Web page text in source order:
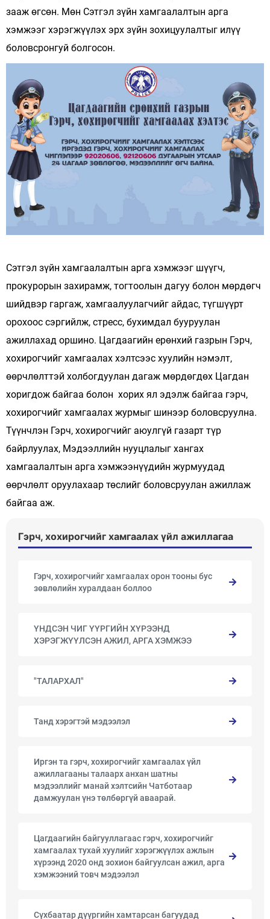
зааж өгсөн. Мөн Сэтгэл зүйн хамгаалалтын арга
хэмжээг хэрэгжүүлэх эрх зүйн зохицуулалтыг илүү
боловсронгуй болгосон.
Сэтгэл зүйн хамгаалалтын арга хэмжээг шүүгч,
прокурорын захирамж, тогтоолын дагуу болон мөрдөгч
шийдвэр гаргаж, хамгаалуулагчийг айдас, түгшүүрт
орохоос сэргийлж, стресс, бухимдал бууруулан
ажиллахад оршино. Цагдаагийн ерөнхий газрын Гэрч,
хохирогчийг хамгаалах хэлтсээс хуулийн нэмэлт,
өөрчлөлттэй холбогдуулан дагаж мөрдөгдөх Цагдан
хоригдож байгаа болон хорих ял эдэлж байгаа гэрч,
хохирогчийг хамгаалах журмыг шинээр боловсруулна.
Түүнчлэн Гэрч, хохирогчийг аюулгүй газарт түр
байрлуулах, Мэдээллийн нууцлалыг хангах
хамгаалалтын арга хэмжээнүүдийн журмуудад
өөрчлөлт оруулахаар төслийг боловсруулан ажиллаж
байгаа аж.
Гэрч, хохирогчийг хамгаалах үйл ажиллагаа
Гэрч, хохирогчийг хамгаалах орон тооны бус
зөвлөлийн хуралдаан боллоо
ҮНДСЭН ЧИГ ҮҮРГИЙН ХҮРЭЭНД
ХЭРЭГЖҮҮЛСЭН АЖИЛ, АРГА ХЭМЖЭЭ
"ТАЛАРХАЛ"
Танд хэрэгтэй мэдээлэл
Иргэн та гэрч, хохирогчийг хамгаалах үйл
ажиллагааны талаарх анхан шатны
мэдээллийг манай хэлтсийн Чатботаар
дамжуулан үнэ төлбөргүй аваарай.
Цагдаагийн байгууллагаас гэрч, хохирогчийг
хамгаалах тухай хуулийг хэрэгжүүлэх ажлын
хүрээнд 2020 онд зохион байгуулсан ажил, арга
хэмжээний товч мэдээлэл
Сүхбаатар дүүргийн хамтарсан багуудад